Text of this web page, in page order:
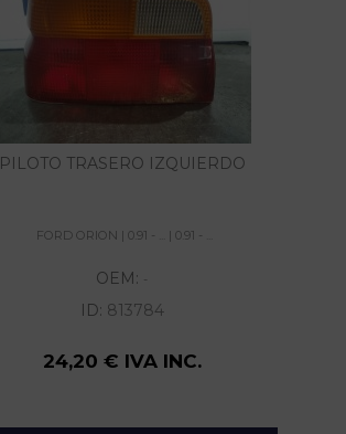
PILOTO TRASERO IZQUIERDO
FORD ORION | 0.91 - ... | 0.91 - ...
OEM: -
ID: 813784
24,20 € IVA INC.